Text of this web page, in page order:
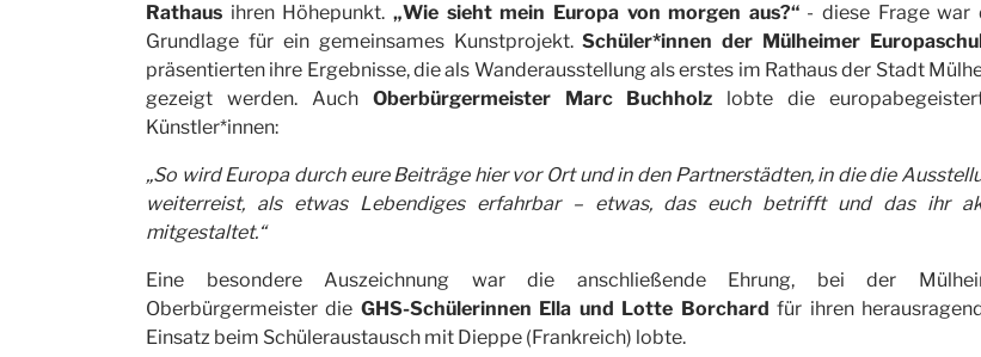
Rathaus ihren Höhepunkt. „Wie sieht mein Europa von morgen aus?“ - diese Frage war
Grundlage für ein gemeinsames Kunstprojekt.Schüler*innen der Mülheimer
präsentierten ihre Ergebnisse, die als Wanderausstellung als erstes im Rathaus der Stadt
gezeigt werden. Auch Oberbürgermeister Marc Buchholz lobte die
Künstler*innen:
„So wird Europa durch eure Beiträge hier vor Ort und in den Partnerstädten, in die die
weiterreist, als etwas Lebendiges erfahrbar – etwas, das euch betrifft und das ihr
mitgestaltet.“
Eine besondere Auszeichnung war die anschließende Ehrung, bei der
Oberbürgermeister die GHS-Schülerinnen Ella und Lotte Borchard für ihren
Einsatz beim Schüleraustausch mit Dieppe (Frankreich) lobte.